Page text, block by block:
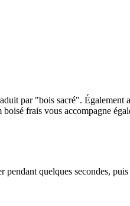
par "bois sacré".
frais vous accompagne
quelques secondes,